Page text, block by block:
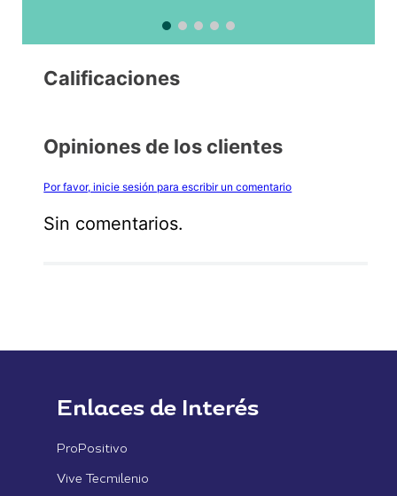
Calificaciones
Opiniones de los clientes
Por favor, inicie sesión para escribir un comentario
Sin comentarios.
Enlaces de Interés
ProPositivo
Vive Tecmilenio